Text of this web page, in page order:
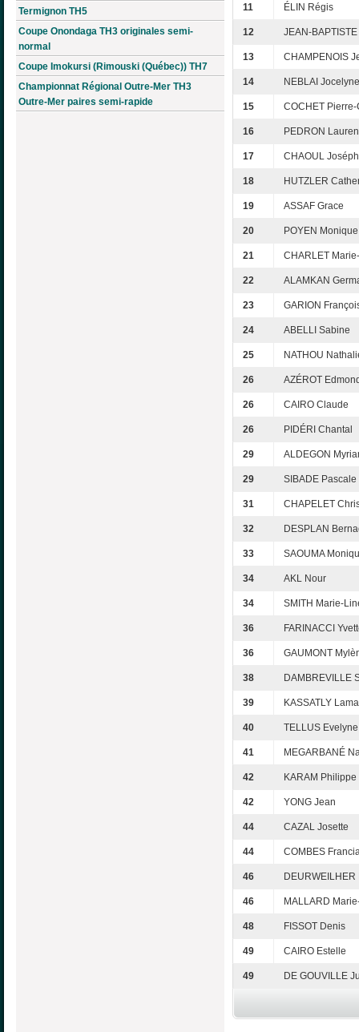
Termignon TH5
Coupe Onondaga TH3 originales semi-
normal
Coupe Imokursi (Rimouski (Québec)) TH7
Championnat Régional Outre-Mer TH3
Outre-Mer paires semi-rapide
11 ÉLIN Régis
12 JEAN-
13 CHAMPENOIS
14 NEBLAI Jocelyne
15 COCHET
16 PEDRON
17 CHAOUL
18 HUTZLER
19 ASSAF Grace
20 POYEN Monique
21 CHARLET
22 ALAMKAN
23 GARION
24 ABELLI Sabine
25 NATHOU
26 AZÉROT
26 CAIRO Claude
26 PIDÉRI Chantal
29 ALDEGON
29 SIBADE Pascale
31 CHAPELET
32 DESPLAN
33 SAOUMA
34 AKL Nour
34 SMITH Marie-
36 FARINACCI
36 GAUMONT
38 DAMBREVILLE
39 KASSATLY Lama
40 TELLUS Evelyne
41 MEGARBANÉ
42 KARAM Philippe
42 YONG Jean
44 CAZAL Josette
44 COMBES
46
46 MALLARD
48 FISSOT Denis
49 CAIRO Estelle
49 DE GOUVILLE